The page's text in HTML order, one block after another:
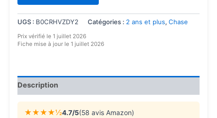
UGS : B0CRHVZDY2 Catégories : 2 ans et plus, Chase
Prix vérifié le 1 juillet 2026
Fiche mise à jour le 1 juillet 2026
Description
★★★★½4.7/5(58 avis Amazon)